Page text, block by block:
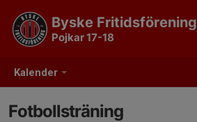
Kalender
Byske Fritidsförening
Pojkar 17-18
Fotbollsträning